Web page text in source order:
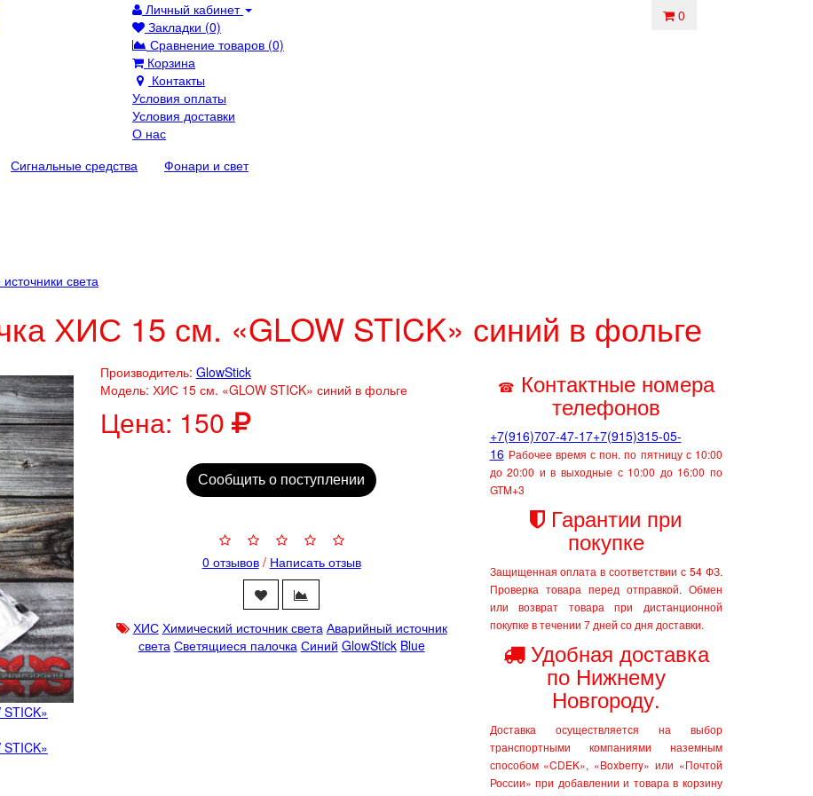
Личный кабинет
Закладки (0)
Сравнение товаров (0)
Корзина
Контакты
Условия оплаты
Условия доставки
О нас
0
Сигнальные средства Фонари и свет
света
ХИС 15 см. «GLOW STICK» синий в фольге
Производитель: GlowStick
Модель: ХИС 15 см. «GLOW STICK» синий в фольге
Цена: 150
Сообщить о поступлении
0 отзывов/ Написать отзыв
ХИС Химический источник света Аварийный источник
света Светящиеся палочка Синий GlowStick Blue
☎ Контактные номера
телефонов
+7(916)707-47-17+7(915)315-05-
16 Рабочее время с пон. по пятницу с 10:00
до 20:00 и в выходные с 10:00 до 16:00 по
GTM+3
Гарантии при
покупке
Защищенная оплата в соответствии с 54 ФЗ.
Проверка товара перед отправкой. Обмен
или возврат товара при дистанционной
покупке в течении 7 дней со дня доставки.
Удобная доставка
по Нижнему
Новгороду.
Доставка осуществляется на выбор
транспортными компаниями наземным
способом «CDEK», «Boxberry» или «Почтой
России» при добавлении и товара в корзину